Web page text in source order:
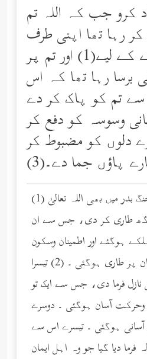
کرو جب کہ اللہ تم
رہا تھا اپنی طرف
سے چین دینے کے لیے(1) اور تم پر
برسا رہا تھا کہ اس
سے تم کو پاک کر دے
وسوسہ کو دفع کر
دلوں کو مضبوط کر
پاؤں جما دے۔(3)
(1) جنگ احد کی طرح جنگ بدر میں بھی اللہ تعالیٰ
طاری کر دی، جس سے ان
ہوگئے اور اطمینان وسکون
کی ایک خاص کیفیت ان پر طاری ہوگئی ۔ (2) تیسرا
نازل فرما دی، جس سے ایک تو
وحرکت آسان ہوگئی ۔ دوسرے
ہوگئی ۔ تیسرے اس سے
فرما دیا گیا جو وہ اہل ایمان